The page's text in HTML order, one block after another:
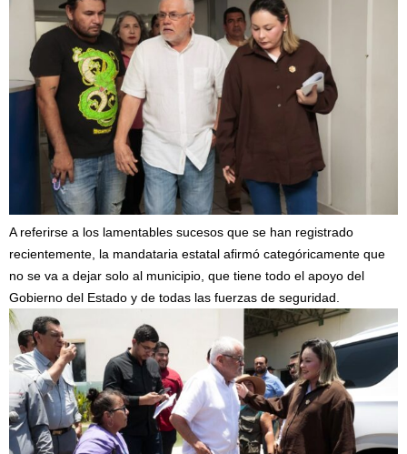
A referirse a los lamentables sucesos que se han registrado
recientemente, la mandataria estatal afirmó categóricamente que
no se va a dejar solo al municipio, que tiene todo el apoyo del
Gobierno del Estado y de todas las fuerzas de seguridad.